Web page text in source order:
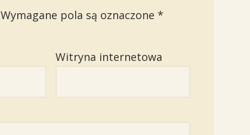
Wymagane pola są oznaczone *
Witryna internetowa